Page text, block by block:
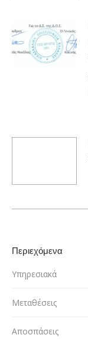
Περιεχόμενα
Υπηρεσιακά
Μεταθέσεις
Αποσπάσεις